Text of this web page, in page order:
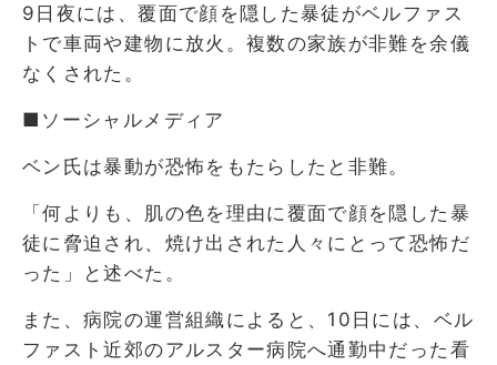
9日夜には、覆面で顔を隠した暴徒がベルファス
トで車両や建物に放火。複数の家族が非難を余儀
なくされた。
■ソーシャルメディア
ベン氏は暴動が恐怖をもたらしたと非難。
「何よりも、肌の色を理由に覆面で顔を隠した暴
徒に脅迫され、焼け出された人々にとって恐怖だ
った」と述べた。
また、病院の運営組織によると、10日には、ベル
ファスト近郊のアルスター病院へ通勤中だった看